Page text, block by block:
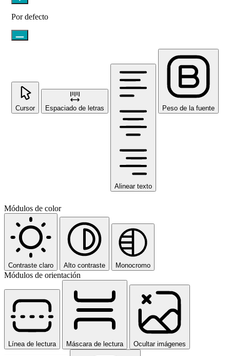
Por defecto
Cursor Espaciado de letras
Alinear texto
Peso de la fuente
Módulos de color
Contraste claro Alto contraste Monocromo
Módulos de orientación
Línea de lectura Máscara de lectura Ocultar imágenes